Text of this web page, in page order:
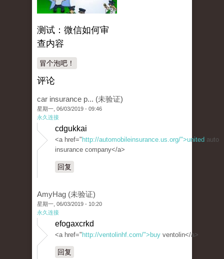
测试：微信如何审
查内容
冒个泡吧！
评论
car insurance p... (未验证)
星期一, 06/03/2019 - 09:46
永久连接
cdgukkai
<a href=" http://automobileinsurance.us.org/">united auto
insurance company</a>
回复
AmyHag (未验证)
星期一, 06/03/2019 - 10:20
永久连接
efogaxcrkd
<a href=" http://ventolinhf.com/">buy ventolin</a>
回复